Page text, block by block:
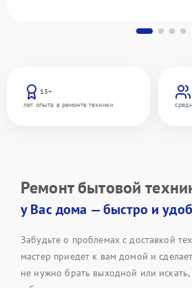
13+
лет опыта в ремонте техники
Ремонт бытовой
у Вас дома — быстро и
Забудьте о проблемах с доставкой
мастер приедет к вам домой и
не нужно брать выходной или искать,